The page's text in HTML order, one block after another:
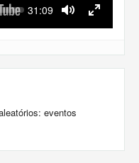
Current
31:09
Mute Fullscreen
eventos